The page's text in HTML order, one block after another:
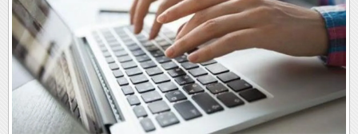
یک برش دانایی
محیط زیست
سفر و تفریح
علم و دانش
فناوری و It
علمی
اخبار کریپتو
قرآن
گوناگون
سرگرمی
باشگاه مغز
فیلم
اقتصاد
عصر ایران 2